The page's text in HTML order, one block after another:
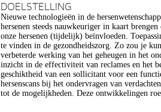
DOELSTELLING
Nieuwe technologieën in de
hersenen steeds nauwkeuriger in kaart
onze hersenen (tijdelijk) beïnvloeden.
te vinden in de gezondheidszorg. Zo zou je
verbeterde werking van het geheugen in het
inzicht in de effectiviteit van reclames en het
geschiktheid van een sollicitant voor een
hersenscans bij het ondervragen van
tot de mogelijkheden. Deze ontwikkelingen
vragen op, onder meer op het gebied van de
privacy, gelijkheid, stigmatisering),
en veranderingen in ons normen en waarden
commerciële toepassing van een aantal van
een extra reden voor zorg. Het doel van dit
maatschappelijk verantwoorde ontwikkeling van
de hersenwetenschappen te realiseren,